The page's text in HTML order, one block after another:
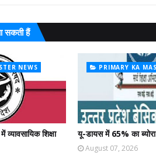
सकती हैं
NEWS
शिक्षा
PRIMARY KA
यू-डायस में 65% का
August 07, 2026